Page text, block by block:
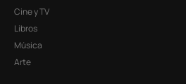
Cine y TV
Libros
Música
Arte